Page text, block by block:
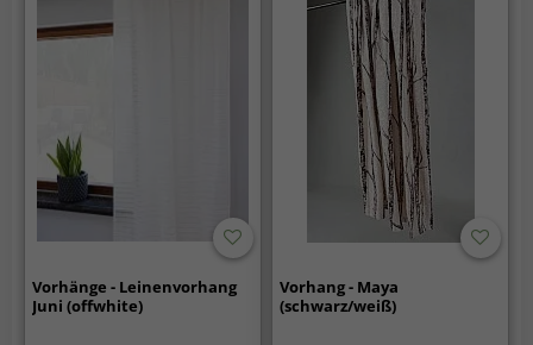
Vorhänge - Leinenvorhang
Juni (offwhite)
Vorhang - Maya
(schwarz/weiß)